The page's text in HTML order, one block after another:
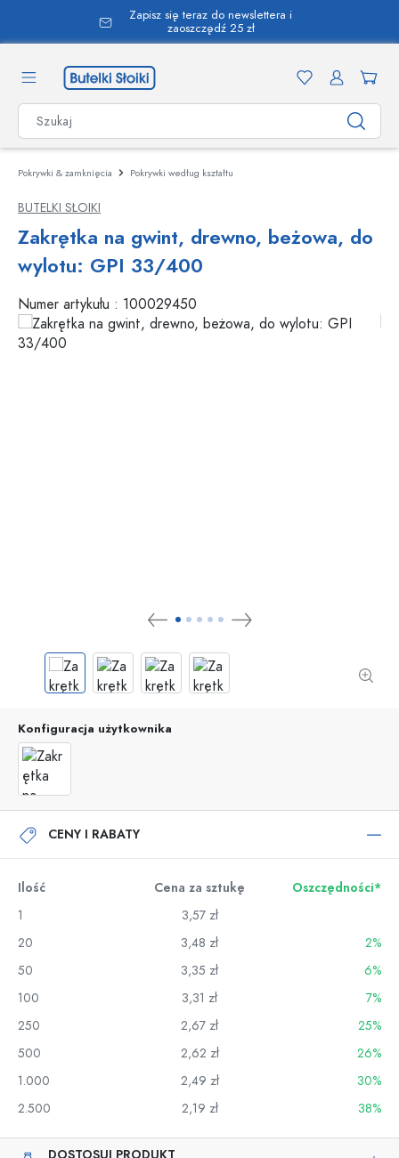
zawartości
Zapisz się teraz do newslettera i
zaoszczędź 25 zł
Pokrywki & zamknięcia Pokrywki według kształtu
BUTELKI SŁOIKI
Zakrętka na gwint, drewno, beżowa, do
wylotu: GPI 33/400
Numer artykułu : 100029450
Konfiguracja użytkownika
CENY I RABATY
Ilość Cena za sztukę
Oszczędności*
1
3,57 zł
20
3,48 zł
2%
50
3,35 zł
6%
100
3,31 zł
7%
250
2,67 zł
25%
500
2,62 zł
26%
1.000
2,49 zł
30%
2.500
2,19 zł 38%